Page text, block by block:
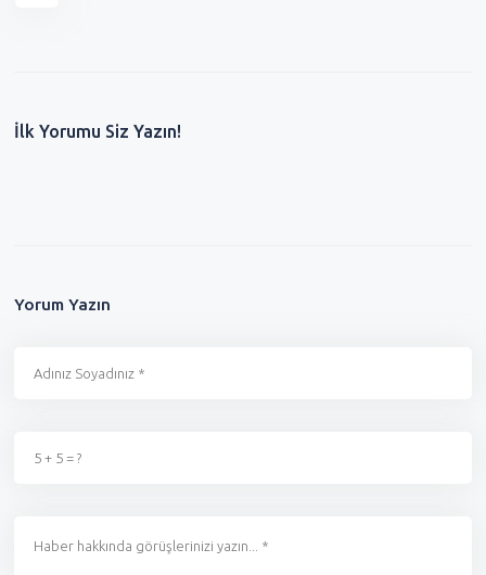
İlk Yorumu Siz Yazın!
Yorum Yazın